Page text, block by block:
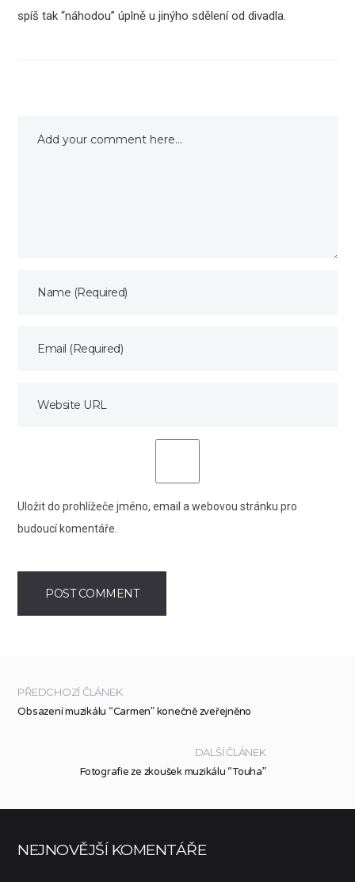
spíš tak “náhodou” úplně u jinýho sdělení od divadla.
Uložit do prohlížeče jméno, email a webovou stránku pro
budoucí komentáře.
PŘEDCHOZÍ ČLÁNEK
Obsazení muzikálu “Carmen” konečně zveřejněno
DALŠÍ ČLÁNEK
Fotografie ze zkoušek muzikálu “Touha”
NEJNOVĚJŠÍ KOMENTÁŘE